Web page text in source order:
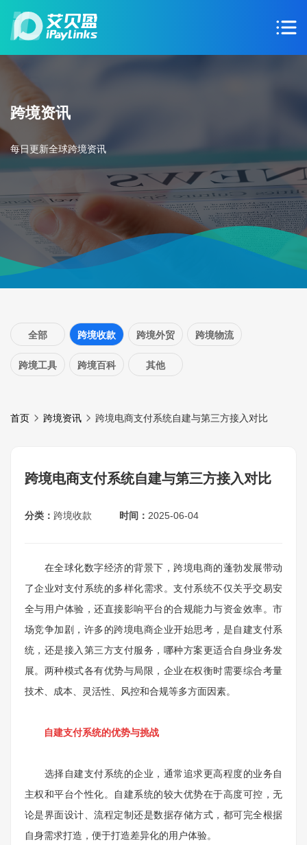
跨境资讯
每日更新全球跨境资讯
全部 跨境收款 跨境外贸 跨境物流
跨境工具 跨境百科 其他
首页 跨境资讯 跨境电商支付系统自建与第三方接入对比
跨境电商支付系统自建与第三方接入对比
分类： 跨境收款 时间： 2025-06-04
在全球化数字经济的背景下，跨境电商的蓬勃发展带动
了企业对支付系统的多样化需求。支付系统不仅关乎交易安
全与用户体验，还直接影响平台的合规能力与资金效率。市
场竞争加剧，许多的跨境电商企业开始思考，是自建支付系
统，还是接入第三方支付服务，哪种方案更适合自身业务发
展。两种模式各有优势与局限，企业在权衡时需要综合考量
技术、成本、灵活性、风控和合规等多方面因素。
自建支付系统的优势与挑战
选择自建支付系统的企业，通常追求更高程度的业务自
主权和平台个性化。自建系统的较大优势在于高度可控，无
论是界面设计、流程定制还是数据存储方式，都可完全根据
自身需求打造，便于打造差异化的用户体验。